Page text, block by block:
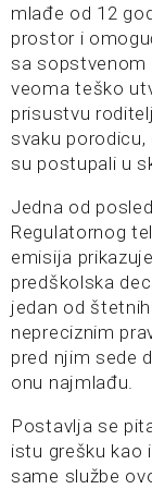
mlađe od 12
prostor i
sa sopstvenom
veoma teško
prisustvu
svaku
su postupali u
Jedna od
Regulatornog
emisija
predškolska
jedan od
nepreciznim
pred njim sede
onu najmlađu.
Postavlja se
istu grešku kao
same službe